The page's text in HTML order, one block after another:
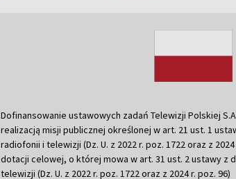
Dofinansowanie ustawowych zadań Telewizji Polskiej
realizacją misji publicznej określonej w art. 21 ust. 1
radiofonii i telewizji (Dz. U. z 2022 r. poz. 1722 oraz z
dotacji celowej, o której mowa w art. 31 ust. 2 ustawy z
telewizji (Dz. U. z 2022 r. poz. 1722 oraz z 2024 r. poz. 96)